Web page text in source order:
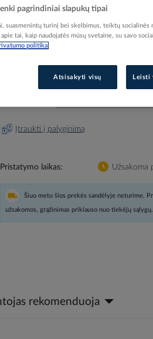
Elektrobalt prekės kodas
Gamintojo prekės kodas
Įtraukti į palyginimą
Pristatymo laikas Užsakoma
Šiuo metu šios prekės sandėlyje neturime.
užsakomos, grąžinimas priklauso nuo tiekėjų sąlygų.
rekomenduoja
pagrindiniai slapukų tipai
suasmenintų turinį bei skelbimus, teiktų socialinės
tai, kaip naudojatės mūsų svetaine, su savo
politika
Atsisakyti visų Leisti